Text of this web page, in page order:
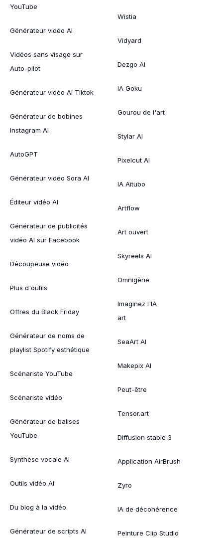
YouTube
Générateur vidéo AI
Vidéos sans visage sur
Auto-pilot
Générateur vidéo AI Tiktok
Générateur de bobines
Instagram AI
AutoGPT
Générateur vidéo Sora AI
Éditeur vidéo AI
Générateur de publicités
vidéo AI sur Facebook
Découpeuse vidéo
Plus d'outils
Offres du Black Friday
Générateur de noms de
playlist Spotify esthétique
Scénariste YouTube
Scénariste vidéo
Générateur de balises
YouTube
Synthèse vocale AI
Outils vidéo AI
Du blog à la vidéo
Générateur de scripts AI
Wistia
Vidyard
Dezgo AI
IA Goku
Gourou de l'art
Stylar AI
Pixelcut AI
IA Aitubo
Artflow
Art ouvert
Skyreels AI
Omnigène
Imaginez l'IA
art
SeaArt AI
Makepix AI
Peut-être
Tensor.art
Diffusion stable 3
Application AirBrush
Zyro
IA de décohérence
Peinture Clip Studio